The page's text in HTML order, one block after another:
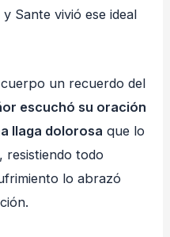
y Sante vivió ese ideal
un recuerdo del
escuchó su oración
llaga dolorosa que lo
resistiendo todo
lo abrazó